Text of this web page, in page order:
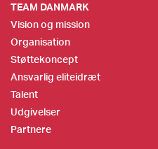
TEAM DANMARK
Vision og mission
Organisation
Støttekoncept
Ansvarlig eliteidræt
Talent
Udgivelser
Partnere